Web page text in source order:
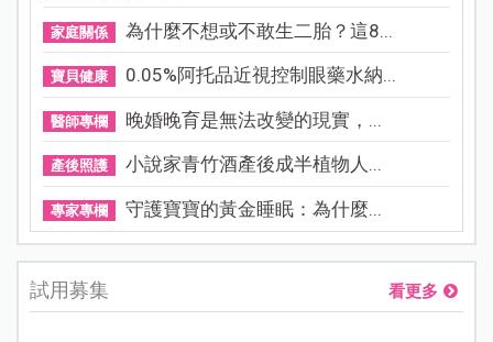
家庭關係 為什麼不想或不敢生二胎？這8...
寶貝健康 0.05%阿托品近視控制眼藥水納...
醫師專欄 晚婚晚育是無法改變的現實，...
產後照護 小說家青竹酒產後成半植物人...
專家專欄 守護寶寶的黃金睡眠：為什麼...
試用募集 看更多